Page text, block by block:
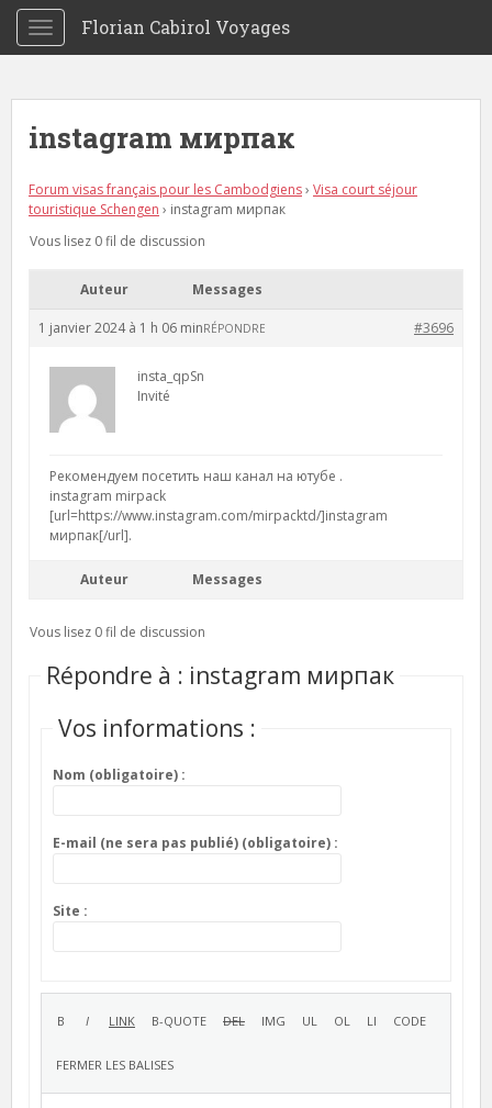
i
TOGGLE NAVIGATION
Florian Cabirol Voyages
instagram мирпак
Forum visas français pour les Cambodgiens› Visa court séjour
touristique Schengen › instagram мирпак
Vous lisez 0 fil de discussion
Auteur Messages
1 janvier 2024 à 1 h 06 min #3696
RÉPONDRE
insta_qpSn
Invité
Рекомендуем посетить наш канал на ютубе .
instagram mirpack
[url=https://www.instagram.com/mirpacktd/]instagram
мирпак[/url].
Auteur Messages
Vous lisez 0 fil de discussion
Répondre à : instagram мирпак
Vos informations :
Nom (obligatoire) :
E-mail (ne sera pas publié) (obligatoire) :
Site :